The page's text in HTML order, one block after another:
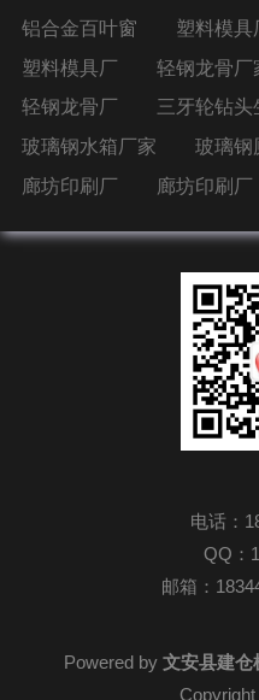
铝合金百叶窗
塑料模具
塑料模具厂
轻钢龙骨厂
轻钢龙骨厂
三牙轮钻头
玻璃钢水箱厂家
玻璃钢
廊坊印刷厂
廊坊印刷厂
电话：
QQ：
邮箱：
Powered by 文安县建仓
Copyright